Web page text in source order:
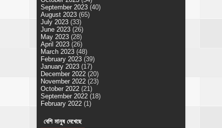
September 2023 (40)
August 2023 (65)
July 2023 (33)
June 2023 (26)
May 2023 (28)
April 2023 (26)
March 2023 (48)
February 2023 (39)
January 2023 (17)
December 2022 (20)
November 2022 (23)
October 2022 (21)
September 2022 (18)
February 2022 (1)
বেশি মানুষ দেখেছে